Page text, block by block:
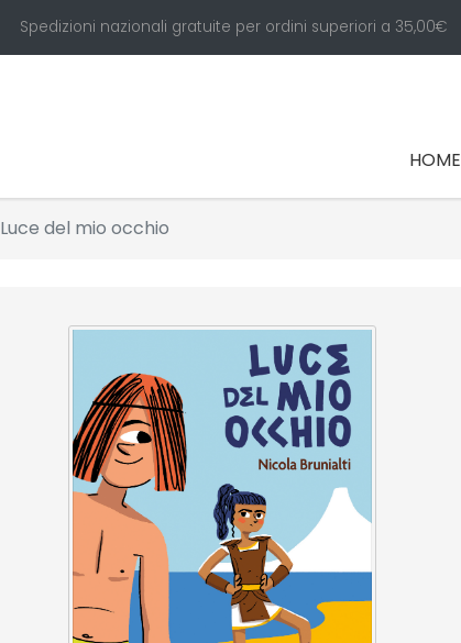
Spedizioni nazionali gratuite per ordini superiori a 35,00€
HOME
Luce del mio occhio